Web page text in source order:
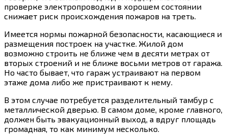
проверке электропроводки в хорошем состоянии
снижает риск происхождения пожаров на треть.
Имеется нормы пожарной безопасности, касающиеся и
размещения построек на участке. Жилой дом
возможно строить не ближе чем в десяти метрах от
вторых строений и не ближе восьми метров от гаража.
Но часто бывает, что гараж устраивают на первом
этаже дома либо же пристраивают к нему.
В этом случае потребуется разделительный тамбур с
металлической дверью. В самом доме, кроме главного,
должен быть эвакуационный выход, а вдруг площадь
громадная, то как минимум несколько.